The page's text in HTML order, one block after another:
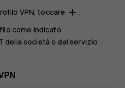
VPN, toccare add .
come indicato
della società o dal servizio